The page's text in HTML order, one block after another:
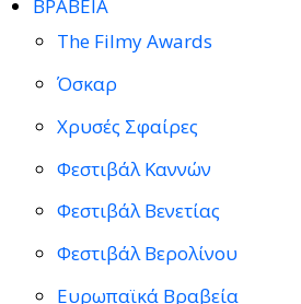
ΒΡΑΒΕΙΑ
The Filmy Awards
Όσκαρ
Χρυσές Σφαίρες
Φεστιβάλ Καννών
Φεστιβάλ Βενετίας
Φεστιβάλ Βερολίνου
Ευρωπαϊκά Βραβεία